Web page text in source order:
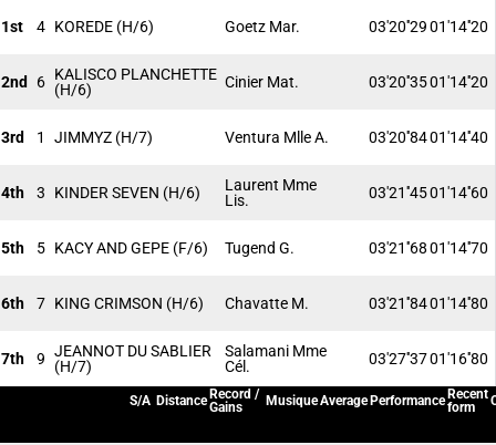
1st 4 KOREDE (H/6) Goetz Mar. 03'20''2901'14''20
2nd 6 KALISCO PLANCHETTE
(H/6)
Cinier Mat. 03'20''3501'14''20
3rd 1 JIMMYZ (H/7) Ventura Mlle A. 03'20''8401'14''40
4th 3 KINDER SEVEN (H/6)
Laurent Mme
Lis.
03'21''4501'14''60
5th 5 KACY AND GEPE (F/6) Tugend G. 03'21''6801'14''70
6th 7 KING CRIMSON (H/6) Chavatte M. 03'21''8401'14''80
7th 9 JEANNOT DU SABLIER
(H/7)
Salamani Mme
Cél.
03'27''3701'16''80
S/A Distance Record /
Gains
MusiqueAverage Performance Recent
form